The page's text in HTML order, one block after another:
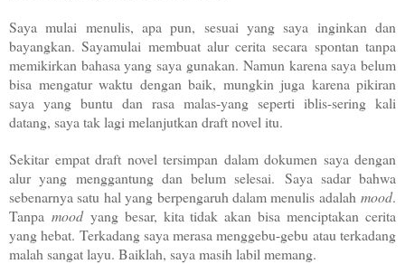
Saya mulai menulis, apa pun, sesuai yang saya inginkan dan
bayangkan. Sayamulai membuat alur cerita secara spontan tanpa
memikirkan bahasa yang saya gunakan.Namun karena saya belum
bisa mengatur waktu dengan baik, mungkin juga karena pikiran
saya yang buntu dan rasa malas-yang seperti iblis-sering kali
datang, saya tak lagi melanjutkan draft novel itu.
Sekitar empat draft novel tersimpan dalam dokumen saya dengan
alur yang menggantung dan belum selesai. Saya sadar bahwa
sebenarnya satu hal yang berpengaruh dalam menulis adalah mood.
Tanpa moodyang besar, kita tidak akan bisa menciptakan cerita
yang hebat. Terkadang saya merasa menggebu-gebu atau terkadang
malah sangat layu. Baiklah, saya masih labil memang.